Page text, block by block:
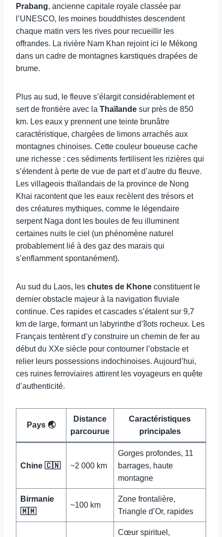
Prabang, ancienne capitale royale classée par
l’UNESCO, les moines bouddhistes descendent
chaque matin vers les rives pour recueillir les
offrandes. La rivière Nam Khan rejoint ici le Mékong
dans un cadre de montagnes karstiques drapées de
brume.
Plus au sud, le fleuve s’élargit considérablement et
sert de frontière avec la Thaïlande sur près de 850
km. Les eaux y prennent une teinte brunâtre
caractéristique, chargées de limons arrachés aux
montagnes chinoises. Cette couleur boueuse cache
une richesse : ces sédiments fertilisent les rizières qui
s’étendent à perte de vue de part et d’autre du fleuve.
Les villageois thaïlandais de la province de Nong
Khai racontent que les eaux recèlent des trésors et
des créatures mythiques, comme le légendaire
serpent Naga dont les boules de feu illuminent
certaines nuits le ciel (un phénomène naturel
probablement lié à des gaz des marais qui
s’enflamment spontanément).
Au sud du Laos, les chutes de Khone constituent le
dernier obstacle majeur à la navigation fluviale
continue. Ces rapides et cascades s’étalent sur 9,7
km de large, formant un labyrinthe d’îlots rocheux. Les
Français tentèrent d’y construire un chemin de fer au
début du XXe siècle pour contourner l’obstacle et
relier leurs possessions indochinoises. Aujourd’hui,
ces ruines ferroviaires attirent les voyageurs en quête
d’authenticité.
Pays 🌏
Distance
parcourue
Caractéristiques
principales
Chine 🇨🇳 ~2 000 km
Gorges profondes, 11
barrages, haute
montagne
Birmanie
🇲🇲
~100 km
Zone frontalière,
Triangle d’Or, rapides
Cœur spirituel,